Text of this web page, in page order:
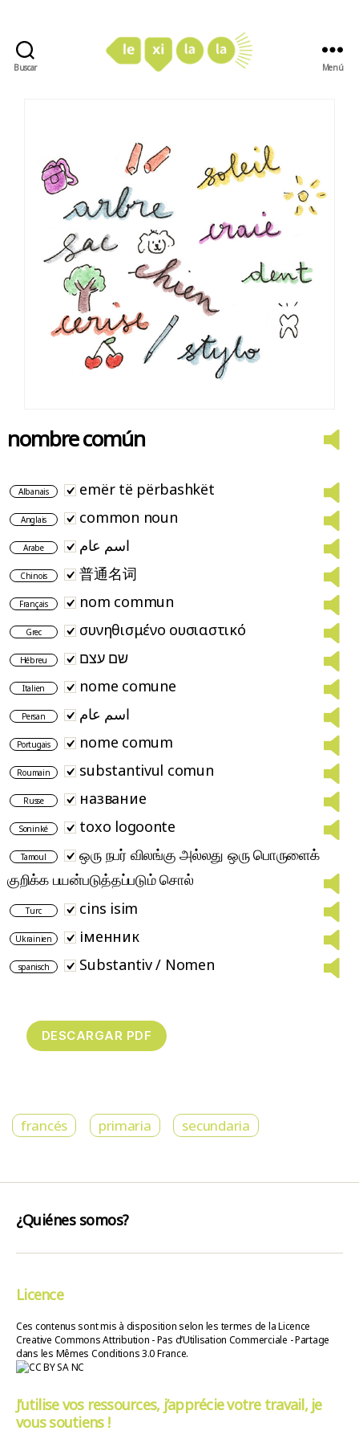
Buscar Menú
nombre común
Albanais emër të përbashkët
Anglais common noun
Arabe اسم عام
Chinois 普通名词
Français nom commun
Grec συνηθισμένο ουσιαστικό
Hébreu שם עצם
Italien nome comune
Persan اسم عام
Portugais nome comum
Roumain substantivul comun
Russe название
Soninké toxo logoonte
Tamoul
ஒரு நபர் விலங்கு அல்லது ஒரு பொருளைக்
குறிக்க பயன்படுத்தப்படும் சொல்
Turc cins isim
Ukrainien іменник
spanisch Substantiv / Nomen
francés primaria secundaria
¿Quiénes somos?
Licence
Ces contenus sont mis à disposition selon les termes de la Licence
Creative Commons Attribution - Pas d’Utilisation Commerciale - Partage
dans les Mêmes Conditions 3.0 France.
J’utilise vos ressources, j’apprécie votre travail, je
vous soutiens !